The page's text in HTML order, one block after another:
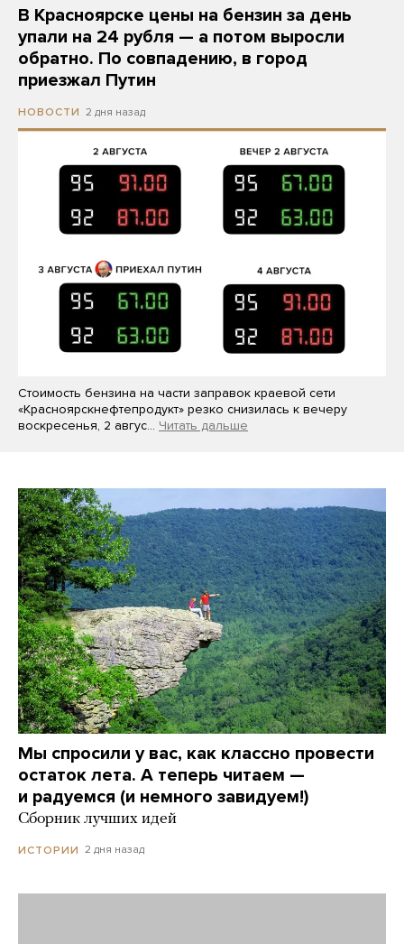
В Красноярске цены на бензин за день
упали на 24 рубля — а потом выросли
обратно. По совпадению, в город
приезжал Путин
НОВОСТИ 2 дня назад
Стоимость бензина на части заправок краевой сети
«Красноярскнефтепродукт» резко снизилась к вечеру
воскресенья, 2 авгус… Читать дальше
Мы спросили у вас, как классно провести
остаток лета. А теперь читаем —
и радуемся (и немного завидуем!)
Сборник лучших идей
ИСТОРИИ 2 дня назад